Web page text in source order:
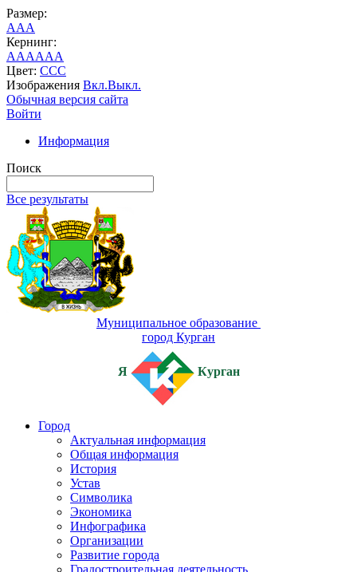
Размер:
AAA
Кернинг:
AAAAAA
Цвет: CCC
Изображения Вкл.Выкл.
Обычная версия сайта
Войти
Информация
Поиск
Все результаты
Муниципальное образование
город Курган
Я Курган
Город
Актуальная информация
Общая информация
История
Устав
Символика
Экономика
Инфографика
Организации
Развитие города
Градостроительная деятельность